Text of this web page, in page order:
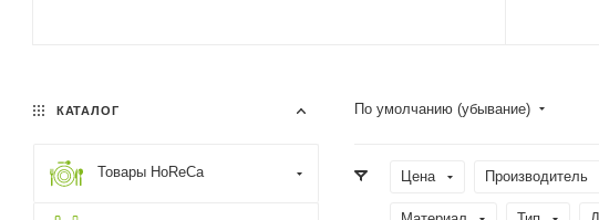
По умолчанию (убывание)
Цена Производитель
КАТАЛОГ
Товары HoReCa